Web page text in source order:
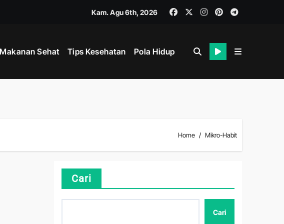
Stres Harian
Setiap Hari
Setiap Hari
Kesehatan Fisik dan Mental
Tubuh
Kam. Agu 6th, 2026
Makanan Sehat Tips Kesehatan Pola Hidup
Home Mikro-Habit
Cari
Cari